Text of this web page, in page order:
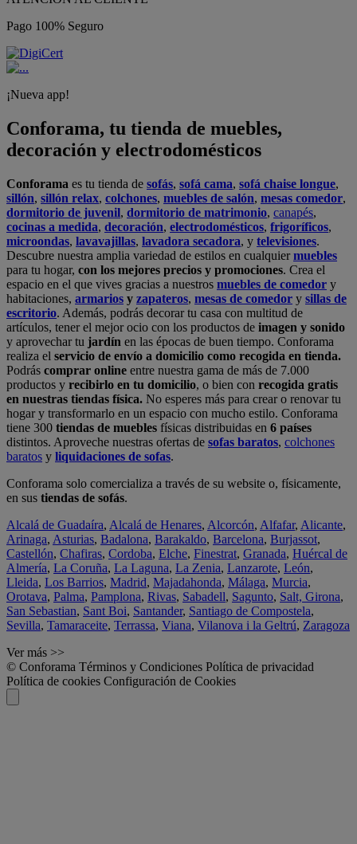
Pago 100% Seguro
¡Nueva app!
Conforama, tu tienda de muebles,
decoración y electrodomésticos
Conforama es tu tienda de sofás, sofá cama, sofá chaise longue,
sillón, sillón relax, colchones, muebles de salón, mesas comedor,
dormitorio de juvenil, dormitorio de matrimonio, canapés,
cocinas a medida, decoración, electrodomésticos, frigoríficos,
microondas, lavavajillas, lavadora secadora, y televisiones.
Descubre nuestra amplia variedad de estilos en cualquiermuebles
para tu hogar, con los mejores precios y promociones. Crea el
espacio en el que vives gracias a nuestros muebles de comedor y
habitaciones, armarios y zapateros, mesas de comedor y sillas de
escritorio. Además, podrás decorar tu casa con multitud de
artículos, tener el mejor ocio con los productos de imagen y sonido
y aprovechar tu jardín en las épocas de buen tiempo. Conforama
realiza el servicio de envío a domicilio como recogida en tienda.
Podrás comprar online entre nuestra gama de más de 7.000
productos y recibirlo en tu domicilio, o bien con recogida gratis
en nuestras tiendas física. No esperes más para crear o renovar tu
hogar y transformarlo en un espacio con mucho estilo. Conforama
tiene 300 tiendas de muebles físicas distribuidas en 6 países
distintos. Aproveche nuestras ofertas de sofas baratos, colchones
baratos y liquidaciones de sofas.
Conforama solo comercializa a través de su website o, físicamente,
en sus tiendas de sofás.
Alcalá de Guadaíra, Alcalá de Henares, Alcorcón, Alfafar, Alicante,
Arinaga, Asturias, Badalona, Barakaldo, Barcelona, Burjassot,
Castellón, Chafiras, Cordoba, Elche, Finestrat, Granada, Huércal de
Almería, La Coruña, La Laguna, La Zenia, Lanzarote, León,
Lleida, Los Barrios, Madrid, Majadahonda, Málaga, Murcia,
Orotava, Palma, Pamplona, Rivas, Sabadell, Sagunto, Salt, Girona,
San Sebastian, Sant Boi, Santander, Santiago de Compostela,
Sevilla, Tamaraceite, Terrassa, Viana, Vilanova i la Geltrú, Zaragoza
Ver más >>
© Conforama Términos y Condiciones Política de privacidad
Política de cookies Configuración de Cookies